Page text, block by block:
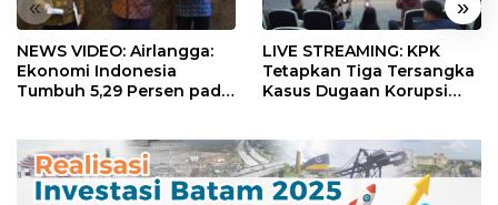
« »
NEWS VIDEO: Airlangga:
Ekonomi Indonesia
Tumbuh 5,29 Persen pada
LIVE STREAMING: KPK
Tetapkan Tiga Tersangka
Kasus Dugaan Korupsi